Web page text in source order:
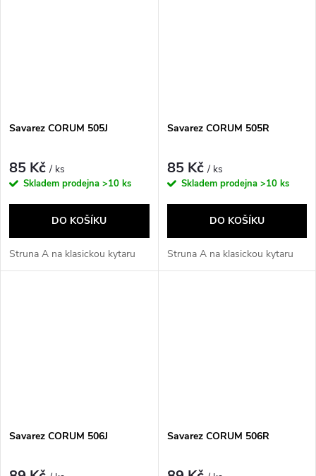
Savarez CORUM 505J
85 Kč/ ks
Skladem prodejna >10 ks
DO KOŠÍKU
Struna A na klasickou kytaru
Savarez CORUM 505R
85 Kč/ ks
Skladem prodejna >10 ks
DO KOŠÍKU
Struna A na klasickou kytaru
Savarez CORUM 506J Savarez CORUM 506R